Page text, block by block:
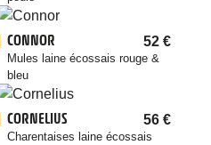
CONNOR 52 €
Mules laine écossais rouge &
bleu
CORNELIUS 56 €
Charentaises laine écossais